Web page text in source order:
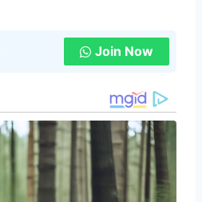
Join Now